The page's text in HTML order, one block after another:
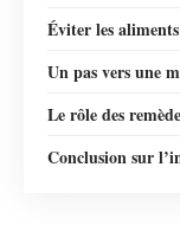
Éviter les
Un pas vers une
Le rôle des
Conclusion sur